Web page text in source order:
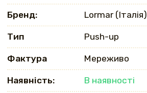
Бренд: Lormar (Італія)
Тип Push-up
Фактура Мереживо
Наявність: В наявності